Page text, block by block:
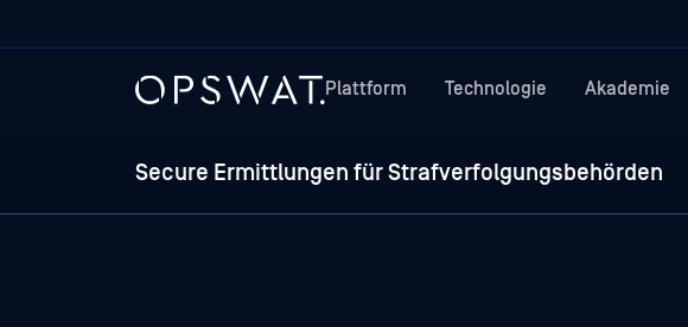
Plattform Technologie Akademie
Secure Ermittlungen für Strafverfolgungsbehörden